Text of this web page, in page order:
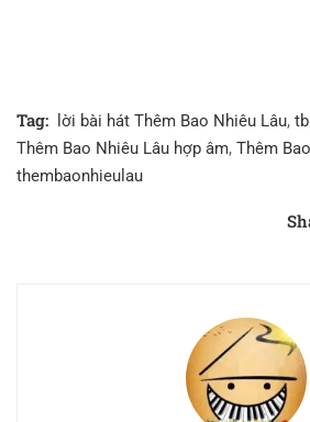
Tag: lời bài hát Thêm Bao Nhiêu Lâu,
Thêm Bao Nhiêu Lâu hợp âm, Thêm
thembaonhieulau